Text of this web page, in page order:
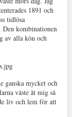
1891 och
tidlösa
kombinationen
av alla kön och
ganska mycket och
väste åt mig så
liv och lem för att